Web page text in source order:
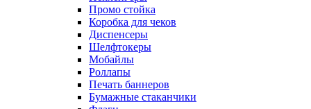
Промо стойка
Коробка для чеков
Диспенсеры
Шелфтокеры
Мобайлы
Роллапы
Печать баннеров
Бумажные стаканчики